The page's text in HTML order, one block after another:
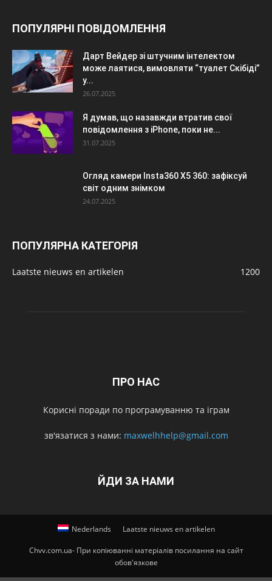
ПОПУЛЯРНІ ПОВІДОМЛЕННЯ
Дарт Вейдер зі штучним інтелектом
може лаятися, вимовляти “туалет Скібіді”
у...
26.07.2025
Я думав, що назавжди втратив свої
повідомлення з iPhone, поки не...
31.07.2025
Огляд камери Insta360 X5 360: зафіксуй
світ одним знімком
24.07.2025
ПОПУЛЯРНА КАТЕГОРІЯ
Laatste nieuws en artikelen 1200
ПРО НАС
Корисні поради по програмуванню та іграм
зв'язатися з нами: maxwelhhelp@gmail.com
ЙДИ ЗА НАМИ
Nederlands Laatste nieuws en artikelen
Chvv.com.ua- При копіюванні матеріалів посилання на сайт
обов'язкове